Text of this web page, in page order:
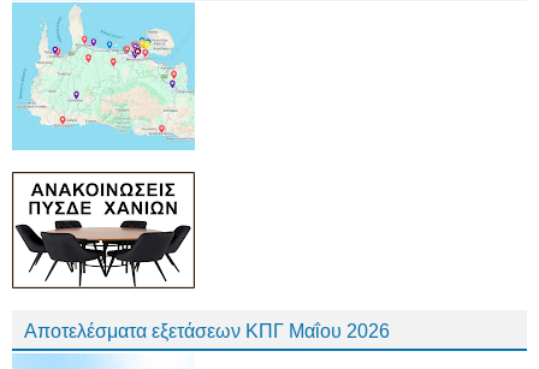
Αποτελέσματα εξετάσεων ΚΠΓ Μαΐου 2026